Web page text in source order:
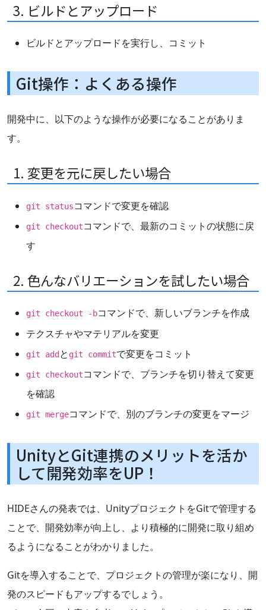
3. ビルドとアップロード
ビルドとアップロードを実行し、コミット
Git操作：よくある操作
開発中に、以下のような操作が必要になることがありま
す。
1. 変更を元に戻したい場合
git statusコマンドで変更を確認
git checkoutコマンドで、最新のコミットの状態に戻
す
2. 色んなバリエーションを試したい場合
git checkout -bコマンドで、新しいブランチを作成
テクスチャやマテリアルを変更
git add と git commitで変更をコミット
git checkoutコマンドで、ブランチを切り替えて変更
を確認
git mergeコマンドで、別のブランチの変更をマージ
UnityとGit連携のメリットを活か
して開発効率をUP！
HIDEさんの発表では、UnityプロジェクトをGitで管理する
ことで、開発効率が向上し、より積極的に開発に取り組め
るようになることがわかりました。
Gitを導入することで、プロジェクトの管理が楽になり、開
発のスピードもアップするでしょう。